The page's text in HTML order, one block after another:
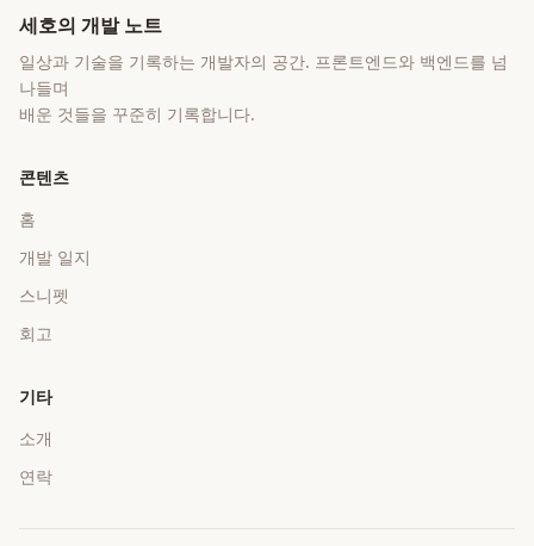
세호의 개발 노트
일상과 기술을 기록하는 개발자의 공간. 프론트엔드와 백엔드를 넘
나들며
배운 것들을 꾸준히 기록합니다.
콘텐츠
홈
개발 일지
스니펫
회고
기타
소개
연락